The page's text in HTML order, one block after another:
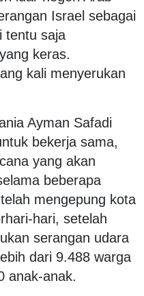
Israel sebagai
tentu saja
keras.
kali menyerukan
Ayman Safadi
bekerja sama,
yang akan
beberapa
mengepung kota
hari, setelah
serangan udara
dari 9.488 warga
anak-anak.